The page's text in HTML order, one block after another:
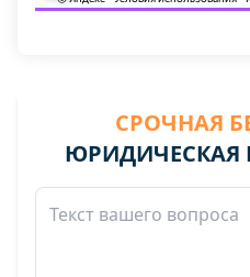
СРОЧНАЯ
ЮРИДИЧЕСКАЯ